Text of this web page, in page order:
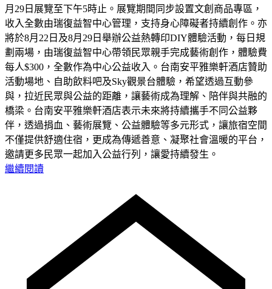
月29日展覽至下午5時止。展覽期間同步設置文創商品專區，
收入全數由瑞復益智中心管理，支持身心障礙者持續創作。亦
將於8月22日及8月29日舉辦公益熱轉印DIY體驗活動，每日規
劃兩場，由瑞復益智中心帶領民眾親手完成藝術創作，體驗費
每人$300，全數作為中心公益收入。台南安平雅樂軒酒店贊助
活動場地、自助飲料吧及Sky觀景台體驗，希望透過互動參
與，拉近民眾與公益的距離，讓藝術成為理解、陪伴與共融的
橋梁。台南安平雅樂軒酒店表示未來將持續攜手不同公益夥
伴，透過捐血、藝術展覽、公益體驗等多元形式，讓旅宿空間
不僅提供舒適住宿，更成為傳遞善意、凝聚社會溫暖的平台，
邀請更多民眾一起加入公益行列，讓愛持續發生。
繼續閱讀